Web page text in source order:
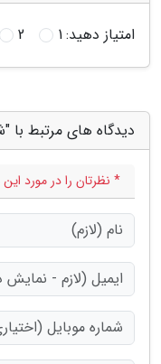
امتیاز دهید:1
2
دیدگاه های مرتبط
* نظرتان را در مورد این